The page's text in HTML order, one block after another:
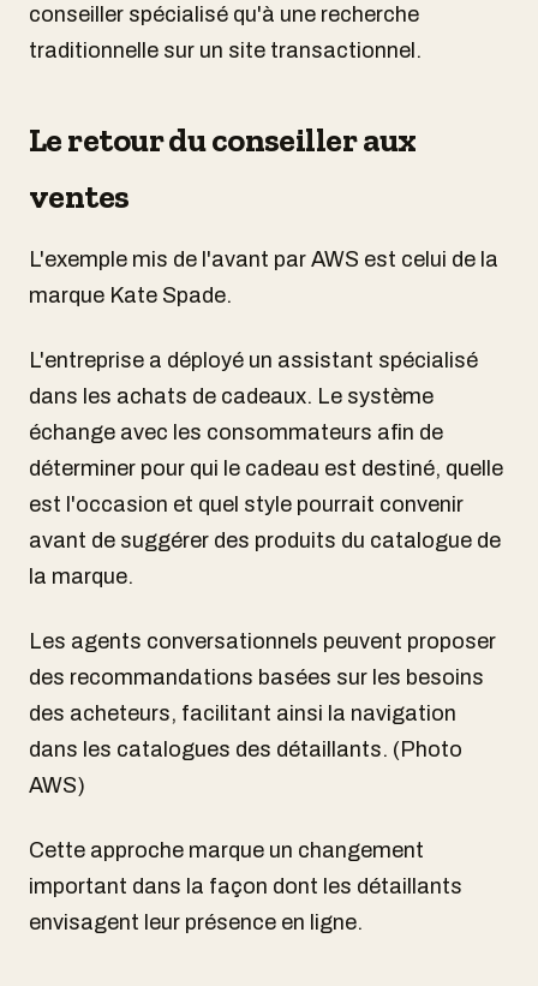
conseiller spécialisé qu'à une recherche
traditionnelle sur un site transactionnel.
Le retour du conseiller aux
ventes
L'exemple mis de l'avant par AWS est celui de la
marque Kate Spade.
L'entreprise a déployé un assistant spécialisé
dans les achats de cadeaux. Le système
échange avec les consommateurs afin de
déterminer pour qui le cadeau est destiné, quelle
est l'occasion et quel style pourrait convenir
avant de suggérer des produits du catalogue de
la marque.
Les agents conversationnels peuvent proposer
des recommandations basées sur les besoins
des acheteurs, facilitant ainsi la navigation
dans les catalogues des détaillants. (Photo
AWS)
Cette approche marque un changement
important dans la façon dont les détaillants
envisagent leur présence en ligne.